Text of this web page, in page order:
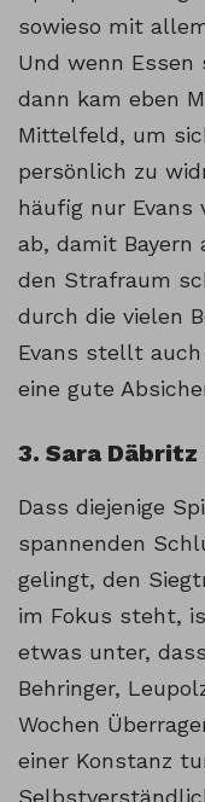
sowieso mit
Und wenn
dann kam eben
Mittelfeld, um
persönlich zu
häufig nur Evans
ab, damit Bayern
den Strafraum
durch die vielen
Evans stellt
eine gute
3. Sara
Dass diejenige
spannenden
gelingt, den
im Fokus steht,
etwas unter,
Behringer,
Wochen
einer Konstanz